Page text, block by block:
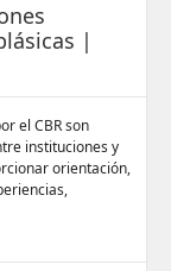
|
el CBR son
instituciones y
orientación,